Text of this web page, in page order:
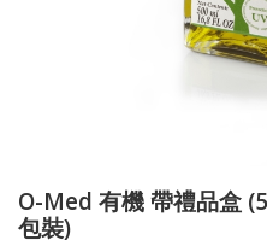
O-Med 有機 帶禮品盒
包裝)